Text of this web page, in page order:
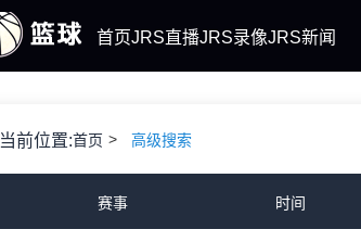
首页JRS直播JRS录像JRS新闻
当前位置:首页 高级搜索
赛事 时间